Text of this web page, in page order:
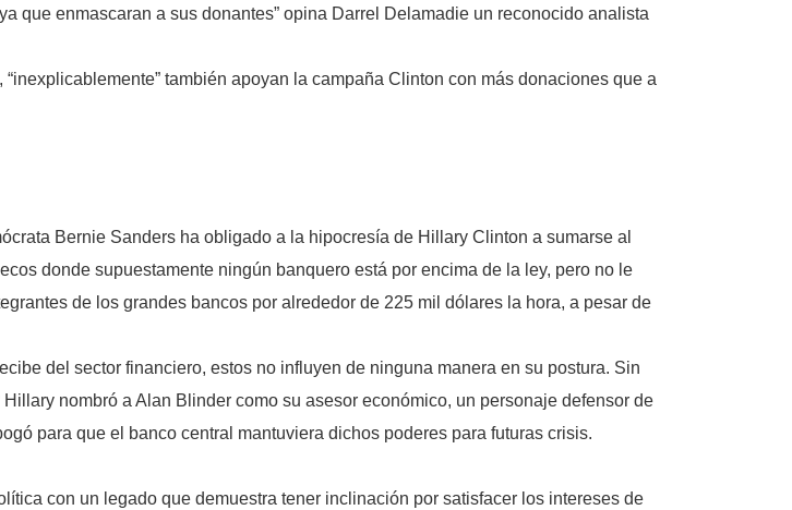
que enmascaran a sus donantes” opina Darrel Delamadie un reconocido analista
también apoyan la campaña Clinton con más donaciones que a
Bernie Sanders ha obligado a la hipocresía de Hillary Clinton a sumarse al
donde supuestamente ningún banquero está por encima de la ley, pero no le
de los grandes bancos por alrededor de 225 mil dólares la hora, a pesar de
del sector financiero, estos no influyen de ninguna manera en su postura. Sin
nombró a Alan Blinder como su asesor económico, un personaje defensor de
para que el banco central mantuviera dichos poderes para futuras crisis.
con un legado que demuestra tener inclinación por satisfacer los intereses de